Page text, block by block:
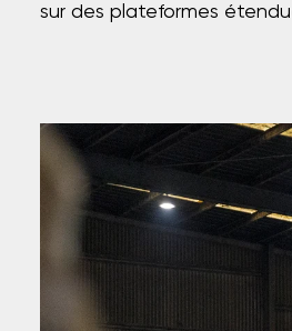
sur des plateformes